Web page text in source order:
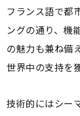
フランス語で都
ングの通り、機
の魅力も兼ね備
世界中の支持を
技術的にはシー